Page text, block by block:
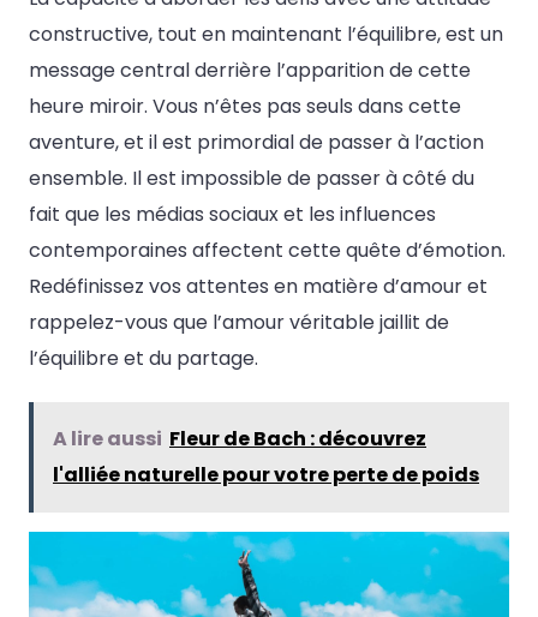
constructive, tout en maintenant l’équilibre, est un
message central derrière l’apparition de cette
heure miroir. Vous n’êtes pas seuls dans cette
aventure, et il est primordial de passer à l’action
ensemble. Il est impossible de passer à côté du
fait que les médias sociaux et les influences
contemporaines affectent cette quête d’émotion.
Redéfinissez vos attentes en matière d’amour et
rappelez-vous que l’amour véritable jaillit de
l’équilibre et du partage.
A lire aussi Fleur de Bach : découvrez
l'alliée naturelle pour votre perte de poids